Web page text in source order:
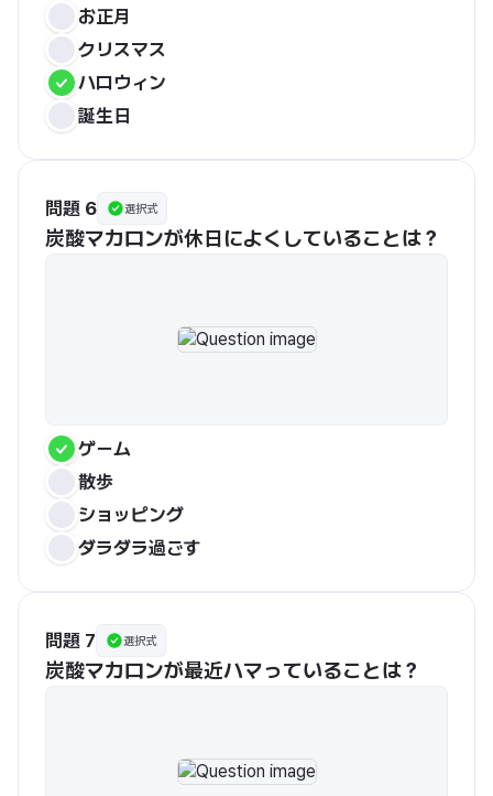
お正月
クリスマス
ハロウィン
誕生日
問題 6 選択式
炭酸マカロンが休日によくしていることは？
ゲーム
散歩
ショッピング
ダラダラ過ごす
問題 7 選択式
炭酸マカロンが最近ハマっていることは？